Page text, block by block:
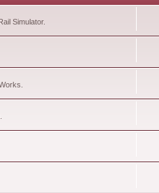
Simulator.